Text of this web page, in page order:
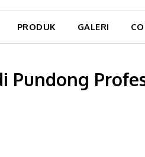
PRODUK GALERI
Pundong